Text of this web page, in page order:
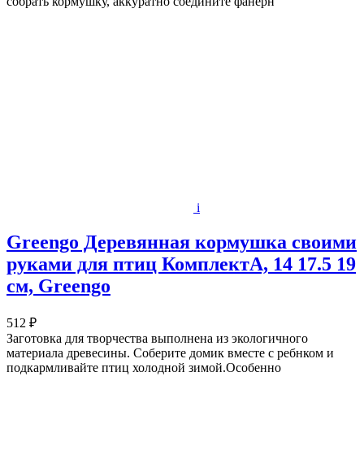
i
Greengo Деревянная кормушка своими
руками для птиц КомплектА, 14 17.5 19
см, Greengo
512 ₽
Заготовка для творчества выполнена из экологичного
материала древесины. Соберите домик вместе с ребнком и
подкармливайте птиц холодной зимой.Особенно